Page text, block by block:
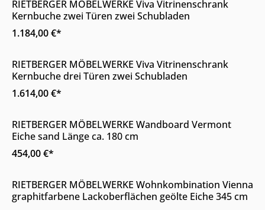
RIETBERGER MÖBELWERKE Viva Vitrinenschrank
Kernbuche zwei Türen zwei Schubladen
1.184,00 €*
Online & im Möbelhaus erhältlich
RIETBERGER MÖBELWERKE Viva Vitrinenschrank
Kernbuche drei Türen zwei Schubladen
1.614,00 €*
Online & im Möbelhaus erhältlich
RIETBERGER MÖBELWERKE Wandboard Vermont
Eiche sand Länge ca. 180 cm
454,00 €*
Online & im Möbelhaus erhältlich
RIETBERGER MÖBELWERKE Wohnkombination Vienna
graphitfarbene Lackoberflächen geölte Eiche 345 cm